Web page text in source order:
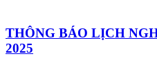
THÔNG BÁO LỊCH
2025